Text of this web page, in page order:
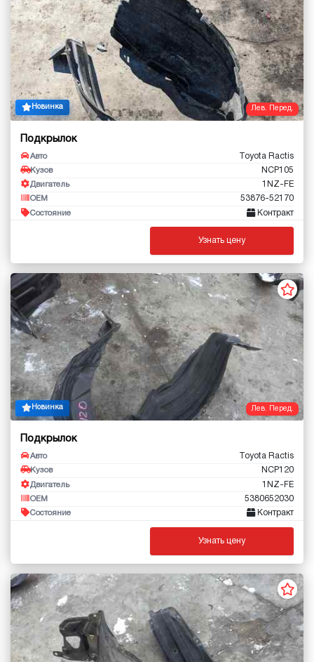
Лев. Перед.
Новинка
Подкрылок
Авто Toyota Ractis
Кузов NCP105
Двигатель 1NZ-FE
OEM 53876-52170
Состояние Контракт
Узнать цену
Лев. Перед.
Новинка
Подкрылок
Авто Toyota Ractis
Кузов NCP120
Двигатель 1NZ-FE
OEM 5380652030
Состояние Контракт
Узнать цену